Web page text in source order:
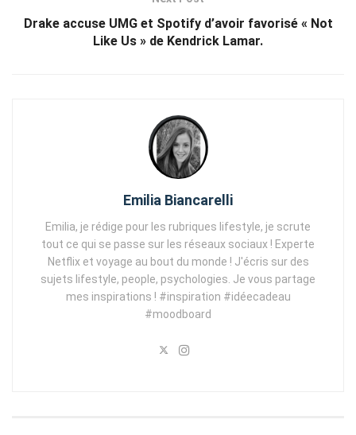
Drake accuse UMG et Spotify d’avoir favorisé « Not
Like Us » de Kendrick Lamar.
Emilia Biancarelli
Emilia, je rédige pour les rubriques lifestyle, je scrute
tout ce qui se passe sur les réseaux sociaux ! Experte
Netflix et voyage au bout du monde ! J'écris sur des
sujets lifestyle, people, psychologies. Je vous partage
mes inspirations ! #inspiration #idéecadeau
#moodboard